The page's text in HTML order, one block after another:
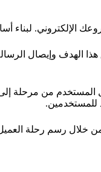
الإلكتروني. لبناء
وإيصال الرسالة
المستخدم من مرحلة
للمستخدمين.
خلال رسم رحلة